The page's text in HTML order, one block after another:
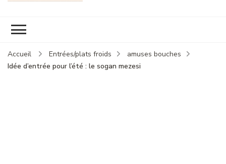
Accueil Entrées/plats froids
amuses bouches
Idée d’entrée pour l’été : le sogan mezesi